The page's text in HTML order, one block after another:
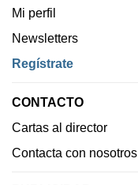
Mi perfil
Newsletters
Regístrate
CONTACTO
Cartas al director
Contacta con nosotros